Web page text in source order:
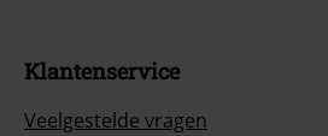
Klantenservice
Veelgestelde vragen